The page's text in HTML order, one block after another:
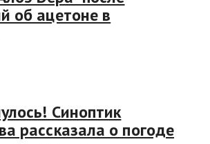
об ацетоне в
Синоптик
рассказала о погоде